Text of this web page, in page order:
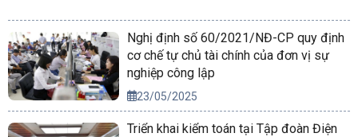
Nghị định số 60/2021/NĐ-CP quy định
cơ chế tự chủ tài chính của đơn vị sự
nghiệp công lập
23/05/2025
Triển khai kiểm toán tại Tập đoàn Điện